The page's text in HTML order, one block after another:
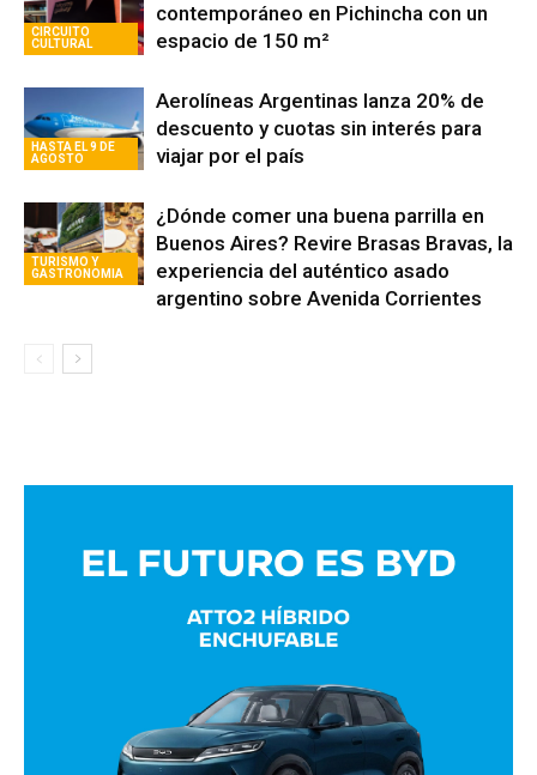
CIRCUITO
CULTURAL
contemporáneo en Pichincha con un
espacio de 150 m²
HASTA EL 9 DE
AGOSTO
Aerolíneas Argentinas lanza 20% de
descuento y cuotas sin interés para
viajar por el país
TURISMO Y
GASTRONOMIA
¿Dónde comer una buena parrilla en
Buenos Aires? Revire Brasas Bravas, la
experiencia del auténtico asado
argentino sobre Avenida Corrientes